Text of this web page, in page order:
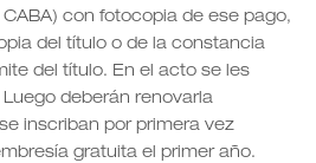
CABA) con fotocopia de ese pago,
del título o de la constancia
del título. En el acto se les
deberán renovarla
inscriban por primera vez
gratuita el primer año.